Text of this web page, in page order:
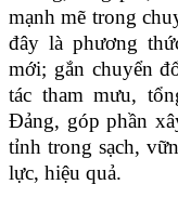
mạnh mẽ trong
đây là phương
mới; gắn chuyển
tác tham mưu,
Đảng, góp phần
tỉnh trong sạch,
lực, hiệu quả.